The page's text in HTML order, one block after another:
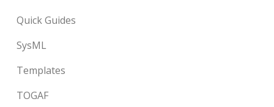
Quick Guides
SysML
Templates
TOGAF